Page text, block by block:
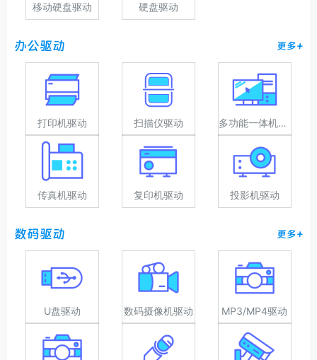
移动硬盘驱动 硬盘驱动
办公驱动 更多+
打印机驱动 扫描仪驱动 多功能一体机驱动
传真机驱动 复印机驱动 投影机驱动
数码驱动 更多+
U盘驱动 数码摄像机驱动 MP3/MP4驱动